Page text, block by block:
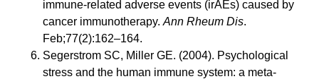
immune-related adverse events (irAEs) caused by
cancer immunotherapy. Ann Rheum Dis.
Feb;77(2):162–164.
Segerstrom SC, Miller GE. (2004). Psychological
stress and the human immune system: a meta-